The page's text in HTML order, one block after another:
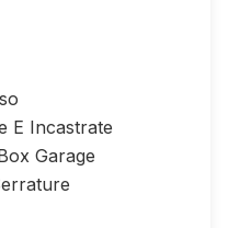
E Incastrate
Garage